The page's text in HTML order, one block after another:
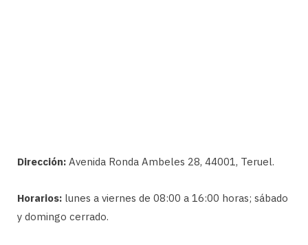
Dirección: Avenida Ronda Ambeles 28, 44001, Teruel.
Horarios: lunes a viernes de 08:00 a 16:00 horas; sábado
y domingo cerrado.